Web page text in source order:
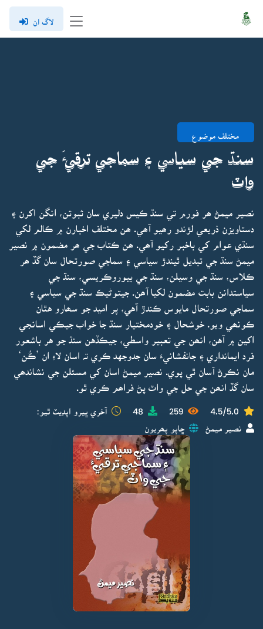
لاگ ان
مختلف موضوع
سنڌ جي سياسي ۽ سماجي ترقيءَ جي
واٽ
نصير ميمڻ ھر فورم تي سنڌ ڪيس دليري سان ثبوتن، انگن اکرن ۽
دستاويزن ذريعي لڙندو رھيو آھي. ھن مختلف اخبارن ۾ ڪالم لکي
سنڌي عوام کي باخبر رکيو آھي. ھن ڪتاب جي ھر مضمون ۾ نصير
ميمڻ سنڌ جي تبديل ٿيندڙ سياسي ۽ سماجي صورتحال سان گڏ ھر
ڪلاس، سنڌ جي وسيلن، سنڌ جي بيوروڪريسي، سنڌ جي
سياستدانن بابت مضمون لکيا آھن. جيتوڻيڪ سنڌ جي سياسي ۽
سماجي صورتحال مايوس ڪندڙ آهي، پر اميد جو سھارو هٿان
ڪونھي ويو. خوشحال ۽ خودمختيار سنڌ جا خواب جيڪي اسانجي
اکين ۾ آهن، انھن جي تعبير واسطي، جيڪڏهن سنڌ جو هر باشعور
فرد ايمانداري ۽ جانفشانيءَ سان جدوجهد ڪري تہ اسان لاءِ ان ’ڪُن‘
مان نڪرڻ آسان ٿي پوي. نصير ميمڻ اسان کي مسئلن جي نشاندھي
سان گڏ انھن جي حل جي واٽ پڻ فراھم ڪري ٿو.
4.5/5.0
259
48 آخري ڀيرو اپڊيٽ ٿيو:
ڇاپو پھريون